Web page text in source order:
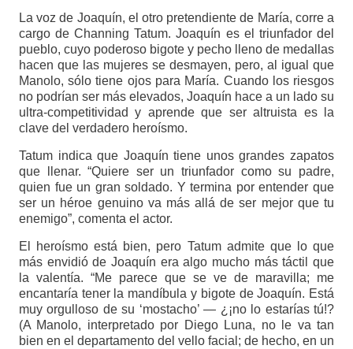
La voz de Joaquín, el otro pretendiente de María, corre a
cargo de Channing Tatum. Joaquín es el triunfador del
pueblo, cuyo poderoso bigote y pecho lleno de medallas
hacen que las mujeres se desmayen, pero, al igual que
Manolo, sólo tiene ojos para María. Cuando los riesgos
no podrían ser más elevados, Joaquín hace a un lado su
ultra-competitividad y aprende que ser altruista es la
clave del verdadero heroísmo.
Tatum indica que Joaquín tiene unos grandes zapatos
que llenar. “Quiere ser un triunfador como su padre,
quien fue un gran soldado. Y termina por entender que
ser un héroe genuino va más allá de ser mejor que tu
enemigo”, comenta el actor.
El heroísmo está bien, pero Tatum admite que lo que
más envidió de Joaquín era algo mucho más táctil que
la valentía. “Me parece que se ve de maravilla; me
encantaría tener la mandíbula y bigote de Joaquín. Está
muy orgulloso de su ‘mostacho’ — ¿¡no lo estarías tú!?
(A Manolo, interpretado por Diego Luna, no le va tan
bien en el departamento del vello facial; de hecho, en un